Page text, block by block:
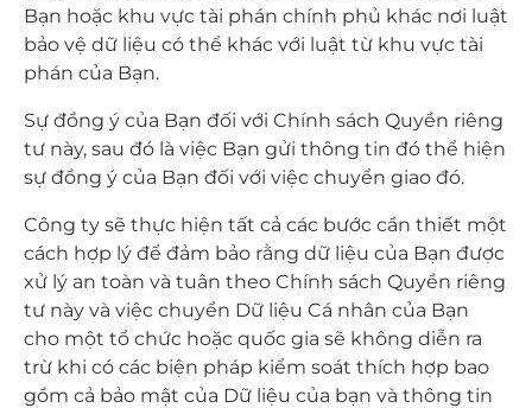
Bạn hoặc khu vực tài phán chính phủ khác nơi luật
bảo vệ dữ liệu có thể khác với luật từ khu vực tài
phán của Bạn.
Sự đồng ý của Bạn đối với Chính sách Quyền riêng
tư này, sau đó là việc Bạn gửi thông tin đó thể hiện
sự đồng ý của Bạn đối với việc chuyển giao đó.
Công ty sẽ thực hiện tất cả các bước cần thiết một
cách hợp lý để đảm bảo rằng dữ liệu của Bạn được
xử lý an toàn và tuân theo Chính sách Quyền riêng
tư này và việc chuyển Dữ liệu Cá nhân của Bạn
cho một tổ chức hoặc quốc gia sẽ không diễn ra
trừ khi có các biện pháp kiểm soát thích hợp bao
gồm cả bảo mật của Dữ liệu của bạn và thông tin